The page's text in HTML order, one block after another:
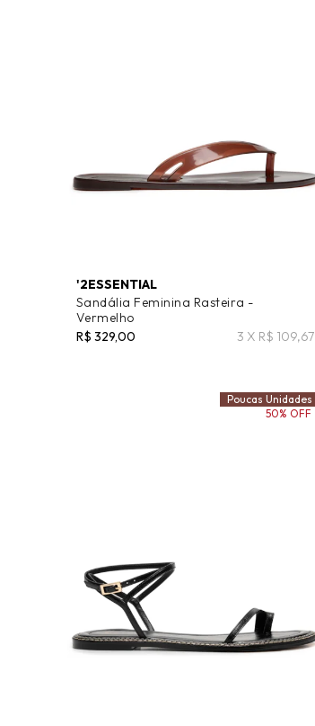
'2ESSENTIAL
Sandália Feminina Rasteira -
Vermelho
R$ 329,00
3 X R$ 109,67
Poucas Unidades
50% OFF